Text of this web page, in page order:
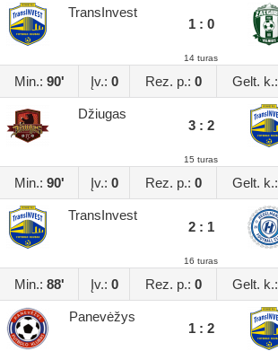
TransInvest
1 : 0
14 turas
Min.: 90' Įv.: 0 Rez. p.: 0 Gelt. k.:
Džiugas
3 : 2
15 turas
Min.: 90' Įv.: 0 Rez. p.: 0 Gelt. k.:
TransInvest
2 : 1
16 turas
Min.: 88' Įv.: 0 Rez. p.: 0 Gelt. k.:
Panevėžys
1 : 2